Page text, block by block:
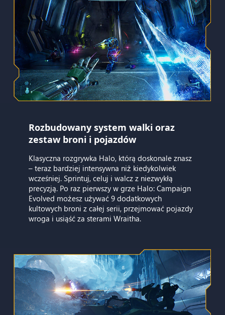
Rozbudowany system walki oraz
zestaw broni i pojazdów
Klasyczna rozgrywka Halo, którą doskonale znasz
– teraz bardziej intensywna niż kiedykolwiek
wcześniej. Sprintuj, celuj i walcz z niezwykłą
precyzją. Po raz pierwszy w grze Halo: Campaign
Evolved możesz używać 9 dodatkowych
kultowych broni z całej serii, przejmować pojazdy
wroga i usiąść za sterami Wraitha.